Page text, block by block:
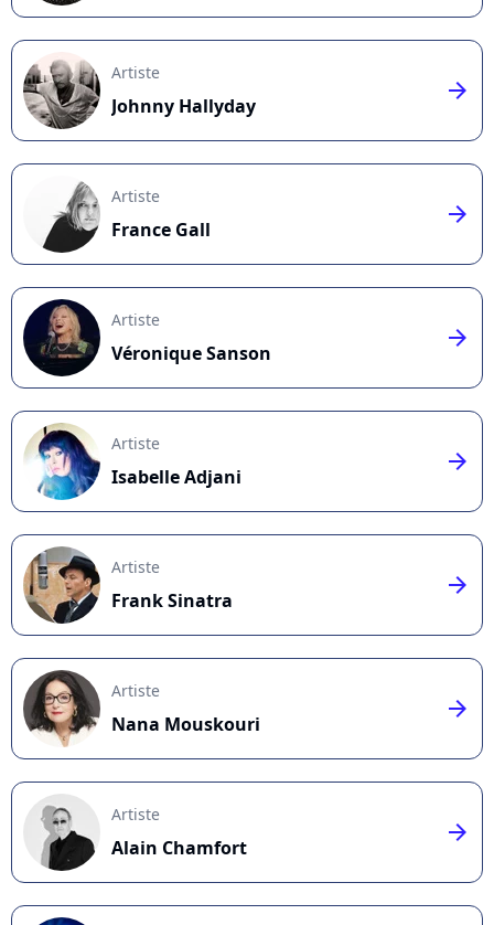
Artiste
Johnny Hallyday
arrow_right
Artiste
France Gall
arrow_right
Artiste
Véronique Sanson
arrow_right
Artiste
Isabelle Adjani
arrow_right
Artiste
Frank Sinatra
arrow_right
Artiste
Nana Mouskouri
arrow_right
Artiste
Alain Chamfort
arrow_right